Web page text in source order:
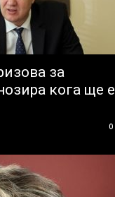
за
кога ще е
0